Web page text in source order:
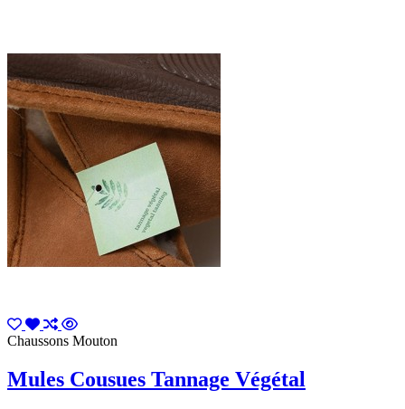
Chaussons Mouton
Mules Cousues Tannage Végétal